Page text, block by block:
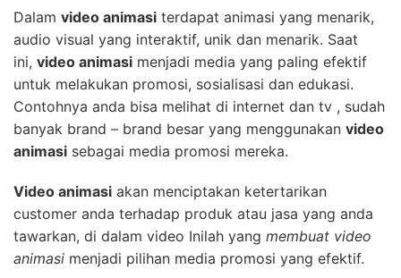
Dalam video animasi terdapat animasi yang menarik,
audio visual yang interaktif, unik dan menarik. Saat
ini, video animasi menjadi media yang paling efektif
untuk melakukan promosi, sosialisasi dan edukasi.
Contohnya anda bisa melihat di internet dan tv , sudah
banyak brand – brand besar yang menggunakan video
animasi sebagai media promosi mereka.
Video animasi akan menciptakan ketertarikan
customer anda terhadap produk atau jasa yang anda
tawarkan, di dalam video Inilah yang membuat video
animasi menjadi pilihan media promosi yang efektif.